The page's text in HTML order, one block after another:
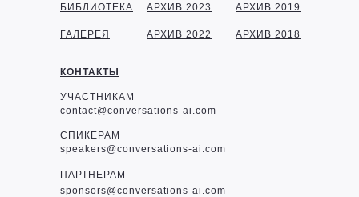
КОНТАКТЫ
БИБЛИОТЕКА
УЧАСТНИКАМ
contact@conversations-ai.com
СПИКЕРАМ
speakers@conversations-ai.com
ПАРТНЕРАМ
sponsors@conversations-ai.com
ГАЛЕРЕЯ
АРХИВ 2023
АРХИВ 2022
АРХИВ 2019
АРХИВ 2018